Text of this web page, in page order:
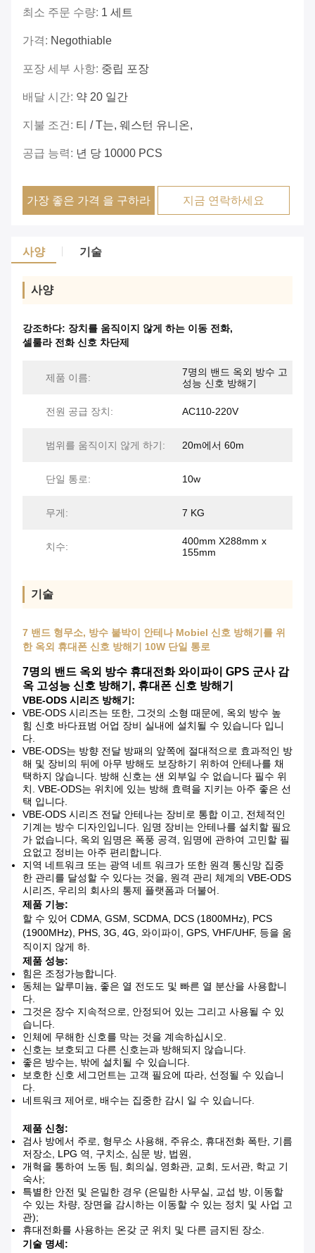
최소 주문 수량: 1 세트
가격: Negothiable
포장 세부 사항: 중립 포장
배달 시간: 약 20 일간
지불 조건: 티 / T는, 웨스턴 유니온,
공급 능력: 년 당 10000 PCS
가장 좋은 가격 을 구하라 지금 연락하세요
사양 기술
사양
강조하다: 장치를 움직이지 않게 하는 이동 전화,
셀룰라 전화 신호 차단제
제품 이름:
7명의 밴드 옥외 방수 고
성능 신호 방해기
전원 공급 장치: AC110-220V
범위를 움직이지 않게 하기: 20m에서 60m
단일 통로: 10w
무게: 7 KG
치수:
400mm X288mm x
155mm
기술
7 밴드 형무소, 방수 붙박이 안테나 Mobiel 신호 방해기를 위
한 옥외 휴대폰 신호 방해기 10W 단일 통로
7명의 밴드 옥외 방수 휴대전화 와이파이 GPS 군사 감
옥 고성능 신호 방해기, 휴대폰 신호 방해기
VBE-ODS 시리즈 방해기:
VBE-ODS 시리즈는 또한, 그것의 소형 때문에, 옥외 방수 높
힘 신호 바다표범 어업 장비 실내에 설치될 수 있습니다 입니
다.
VBE-ODS는 방향 전달 방패의 앞쪽에 절대적으로 효과적인 방
해 및 장비의 뒤에 아무 방해도 보장하기 위하여 안테나를 채
택하지 않습니다. 방해 신호는 샌 외부일 수 없습니다 필수 위
치. VBE-ODS는 위치에 있는 방해 효력을 지키는 아주 좋은 선
택 입니다.
VBE-ODS 시리즈 전달 안테나는 장비로 통합 이고, 전체적인
기계는 방수 디자인입니다. 임명 장비는 안테나를 설치할 필요
가 없습니다, 옥외 임명은 폭풍 공격, 임명에 관하여 고민할 필
요없고 정비는 아주 편리합니다.
지역 네트워크 또는 광역 네트 워크가 또한 원격 통신망 집중
한 관리를 달성할 수 있다는 것을, 원격 관리 체계의 VBE-ODS
시리즈, 우리의 회사의 통제 플랫폼과 더불어.
제품 기능:
할 수 있어 CDMA, GSM, SCDMA, DCS (1800MHz), PCS
(1900MHz), PHS, 3G, 4G, 와이파이, GPS, VHF/UHF, 등을 움
직이지 않게 하.
제품 성능:
힘은 조정가능합니다.
동체는 알루미늄, 좋은 열 전도도 및 빠른 열 분산을 사용합니
다.
그것은 장수 지속적으로, 안정되어 있는 그리고 사용될 수 있
습니다.
인체에 무해한 신호를 막는 것을 계속하십시오.
신호는 보호되고 다른 신호는과 방해되지 않습니다.
좋은 방수는, 밖에 설치될 수 있습니다.
보호한 신호 세그먼트는 고객 필요에 따라, 선정될 수 있습니
다.
네트워크 제어로, 배수는 집중한 감시 일 수 있습니다.
제품 신청:
검사 방에서 주로, 형무소 사용해, 주유소, 휴대전화 폭탄, 기름
저장소, LPG 역, 구치소, 심문 방, 법원,
개혁을 통하여 노동 팀, 회의실, 영화관, 교회, 도서관, 학교 기
숙사;
특별한 안전 및 은밀한 경우 (은밀한 사무실, 교섭 방, 이동할
수 있는 차량, 장면을 감시하는 이동할 수 있는 정치 및 사업 고
관);
휴대전화를 사용하는 온갖 군 위치 및 다른 금지된 장소.
기술 명세: